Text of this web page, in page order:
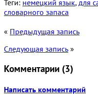
Теги: немецкий язык, для
словарного запаса
« Предыдущая запись
Следующая запись »
Комментарии (3)
Написать комментарий